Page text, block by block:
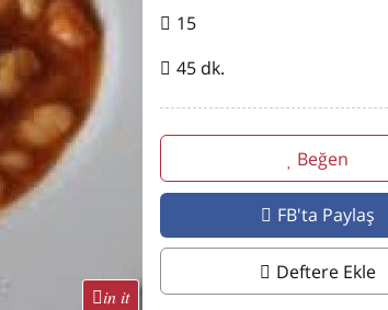
in it
15
45 dk.
Beğen
FB'ta Paylaş
Deftere Ekle